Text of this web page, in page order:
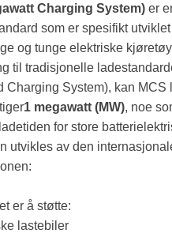
Charging System)er
som er spesifikt
og tunge elektriske
til tradisjonelle
Charging System), kan MCS
1 megawatt (MW), noe
for store
utvikles av den
er å støtte:
lastebiler